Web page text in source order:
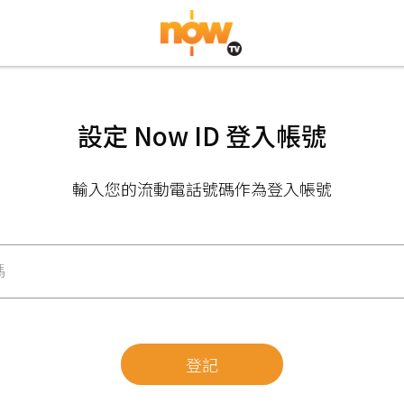
設定 Now ID 登入帳號
輸入您的流動電話號碼作為登入帳號
登記